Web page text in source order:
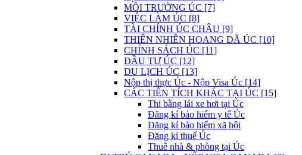
MÔI TRƯỜNG ÚC [7]
VIỆC LÀM ÚC [8]
TÀI CHÍNH ÚC CHÂU [9]
THIÊN NHIÊN HOANG DÃ ÚC [10]
CHÍNH SÁCH ÚC [11]
ĐẦU TƯ ÚC [12]
DU LỊCH ÚC [13]
Nộp thị thực Úc - Nộp Visa Úc [14]
CÁC TIỆN TÍCH KHÁC TẠI ÚC [15]
Thi bằng lái xe hơi tại Úc
Đăng kí bảo hiểm y tế Úc
Đăng kí bảo hiểm xã hội
Đăng kí thuế Úc
Thuê nhà & phòng tại Úc